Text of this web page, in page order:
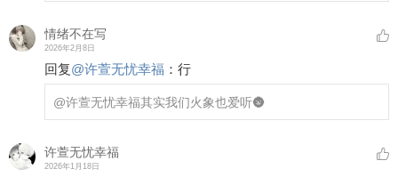
情绪不在写
2026年2月8日
回复@许萱无忧幸福 ： 行
@许萱无忧幸福其实我们火象也爱听🌚
许萱无忧幸福
2026年1月18日